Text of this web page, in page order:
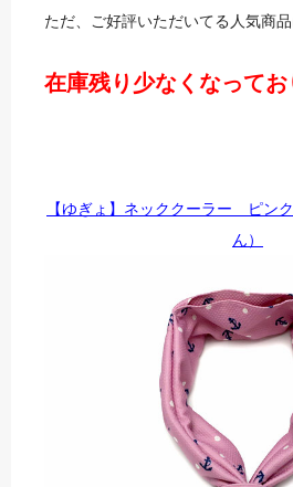
ただ、ご好評いただいてる人気商品
在庫残り少なくなってお
【ゆぎょ】ネッククーラー ピン
ん）